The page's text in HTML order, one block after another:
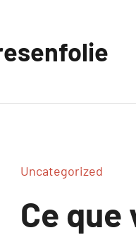
Uncategorized
Ce que